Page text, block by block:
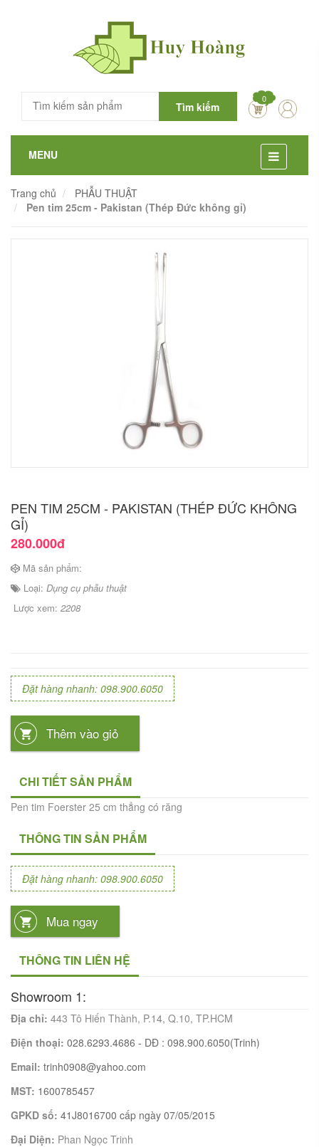
Tìm kiếm
0
MENU
Trang chủ
PHẪU THUẬT
Pen tim 25cm - Pakistan (Thép Đức không gỉ)
PEN TIM 25CM - PAKISTAN (THÉP ĐỨC KHÔNG
GỈ)
280.000đ
Mã sản phẩm:
Loại: Dụng cụ phẫu thuật
Lược xem: 2208
Đặt hàng nhanh: 098.900.6050
Thêm vào giỏ
CHI TIẾT SẢN PHẨM
Pen tim Foerster 25 cm thẳng có răng
THÔNG TIN SẢN PHẨM
Đặt hàng nhanh: 098.900.6050
Mua ngay
THÔNG TIN LIÊN HỆ
Showroom 1:
Địa chỉ: 443 Tô Hiến Thành, P.14, Q.10, TP.HCM
Điện thoại: 028.6293.4686 - DĐ : 098.900.6050(Trinh)
Email: trinh0908@yahoo.com
MST: 1600785457
GPKD số: 41J8016700 cấp ngày 07/05/2015
Đại Diện: Phan Ngọc Trinh